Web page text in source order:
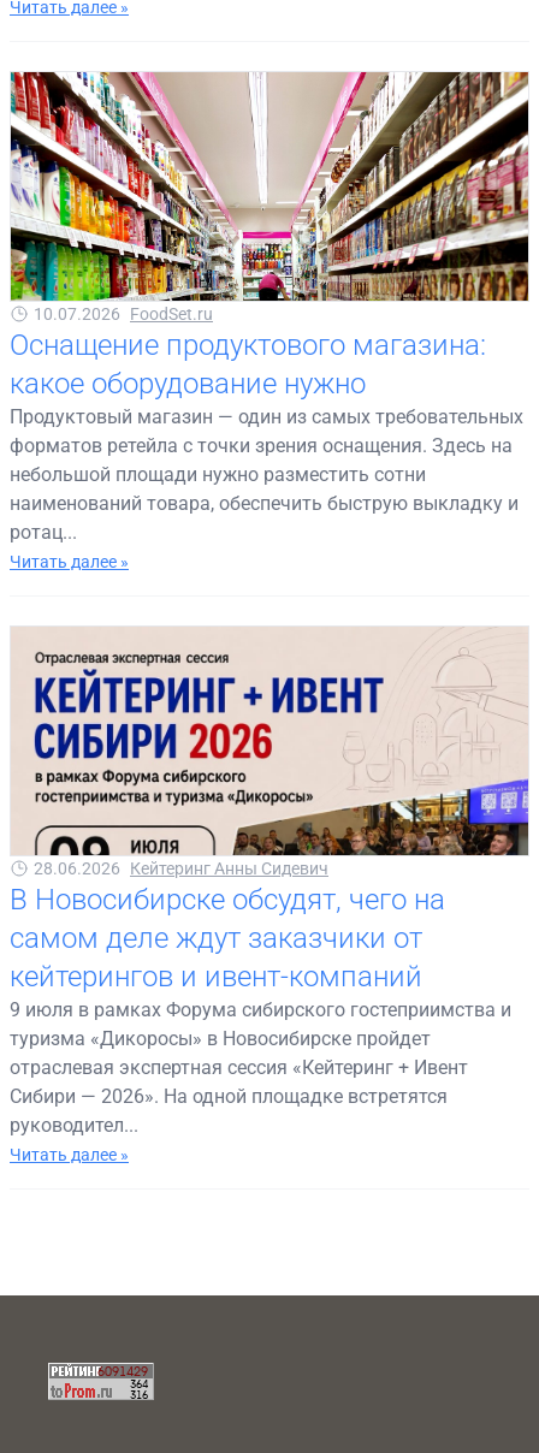
Читать далее »
10.07.2026 FoodSet.ru
Оснащение продуктового магазина:
какое оборудование нужно
Продуктовый магазин — один из самых требовательных
форматов ретейла с точки зрения оснащения. Здесь на
небольшой площади нужно разместить сотни
наименований товара, обеспечить быструю выкладку и
ротац...
Читать далее »
28.06.2026 Кейтеринг Анны Сидевич
В Новосибирске обсудят, чего на
самом деле ждут заказчики от
кейтерингов и ивент-компаний
9 июля в рамках Форума сибирского гостеприимства и
туризма «Дикоросы» в Новосибирске пройдет
отраслевая экспертная сессия «Кейтеринг + Ивент
Сибири — 2026». На одной площадке встретятся
руководител...
Читать далее »